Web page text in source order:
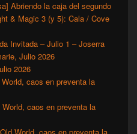
Abriendo la caja del segundo
& Magic 3 (y 5): Cala / Cove
Invitada – Julio 1 – Joserra
Julio 2026
2026
caos en preventa la
caos en preventa la